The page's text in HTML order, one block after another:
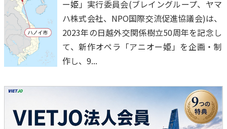
ー姫」実行委員会(ブレイングループ、ヤマ
ハ株式会社、NPO国際交流促進協議会)は、
2023年の日越外交関係樹立50周年を記念し
て、新作オペラ「アニオー姫」を企画・制
作し、9...